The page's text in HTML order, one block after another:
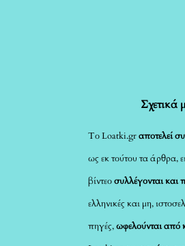
Σχετικά
Το Loatki.grαποτελεί
ως εκ τούτου τα άρθρα,
βίντεοσυλλέγονται
ελληνικές και μη,
πηγές,ωφελούνται από